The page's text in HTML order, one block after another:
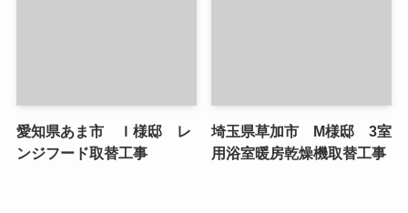
愛知県あま市 Ｉ様邸 レ
ンジフード取替工事
埼玉県草加市 M様邸 3室
用浴室暖房乾燥機取替工事